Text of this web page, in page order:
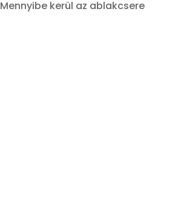
Mennyibe kerül az ablakcsere